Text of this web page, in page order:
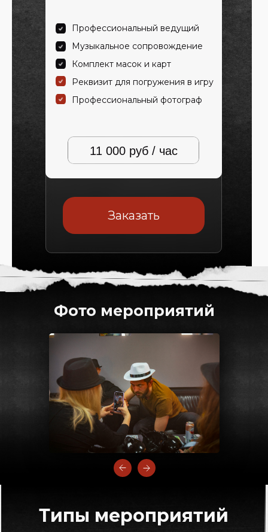
Профессиональный ведущий
Музыкальное сопровождение
Комплект масок и карт
Реквизит для погружения в игру
Профессиональный фотограф
11 000 руб / час
Заказать
Фото мероприятий
Типы мероприятий